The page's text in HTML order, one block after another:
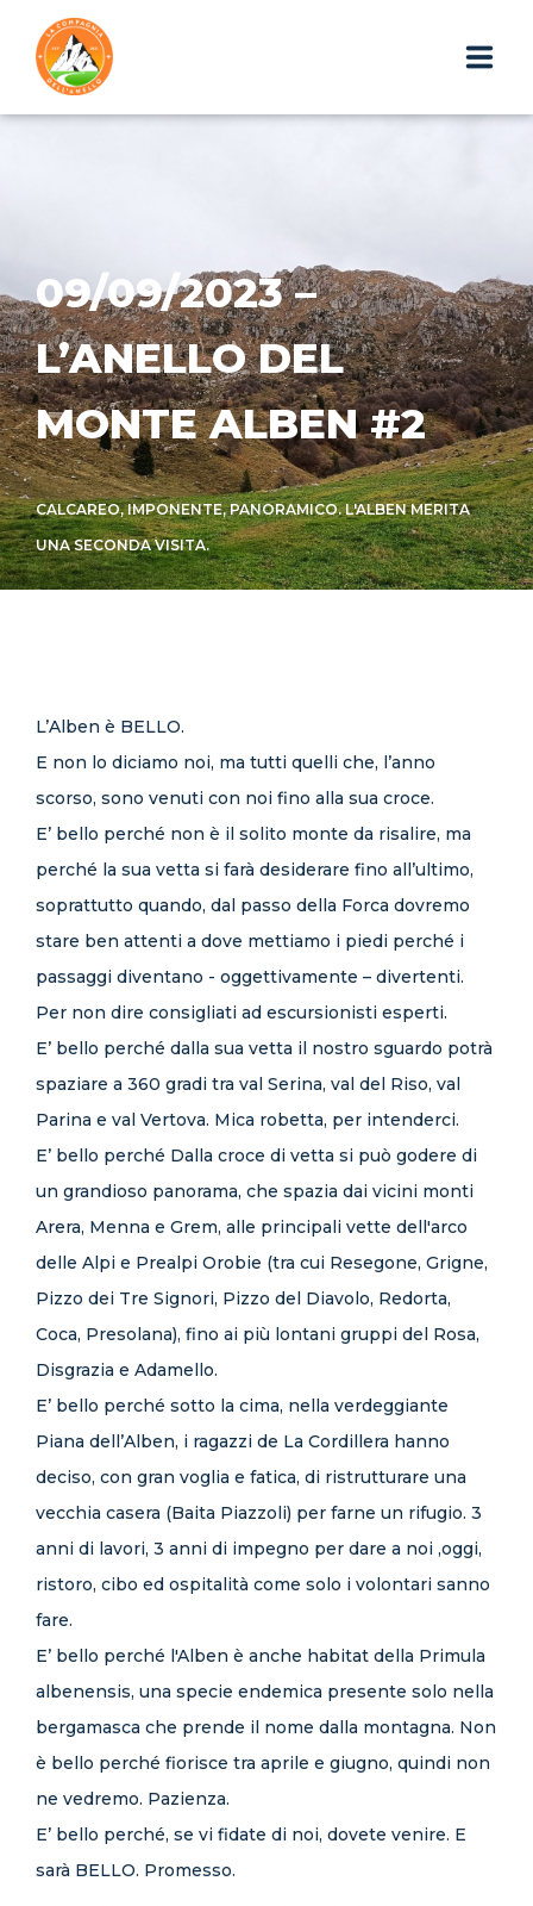
PHOTOGALLERY
IL BLOG
I GADGET
WEBAPP
CONTATTI
09/09/2023 –
L’ANELLO DEL
MONTE ALBEN #2
CALCAREO, IMPONENTE, PANORAMICO. L'ALBEN MERITA
UNA SECONDA VISITA.
L’Alben è BELLO.
E non lo diciamo noi, ma tutti quelli che, l’anno
scorso, sono venuti con noi fino alla sua croce.
E’ bello perché non è il solito monte da risalire, ma
perché la sua vetta si farà desiderare fino all’ultimo,
soprattutto quando, dal passo della Forca dovremo
stare ben attenti a dove mettiamo i piedi perché i
passaggi diventano - oggettivamente – divertenti.
Per non dire consigliati ad escursionisti esperti.
E’ bello perché dalla sua vetta il nostro sguardo potrà
spaziare a 360 gradi tra val Serina, val del Riso, val
Parina e val Vertova. Mica robetta, per intenderci.
E’ bello perché Dalla croce di vetta si può godere di
un grandioso panorama, che spazia dai vicini monti
Arera, Menna e Grem, alle principali vette dell'arco
delle Alpi e Prealpi Orobie (tra cui Resegone, Grigne,
Pizzo dei Tre Signori, Pizzo del Diavolo, Redorta,
Coca, Presolana), fino ai più lontani gruppi del Rosa,
Disgrazia e Adamello.
E’ bello perché sotto la cima, nella verdeggiante
Piana dell’Alben, i ragazzi de La Cordillera hanno
deciso, con gran voglia e fatica, di ristrutturare una
vecchia casera (Baita Piazzoli) per farne un rifugio. 3
anni di lavori, 3 anni di impegno per dare a noi ,oggi,
ristoro, cibo ed ospitalità come solo i volontari sanno
fare.
E’ bello perché l'Alben è anche habitat della Primula
albenensis, una specie endemica presente solo nella
bergamasca che prende il nome dalla montagna. Non
è bello perché fiorisce tra aprile e giugno, quindi non
ne vedremo. Pazienza.
E’ bello perché, se vi fidate di noi, dovete venire. E
sarà BELLO. Promesso.